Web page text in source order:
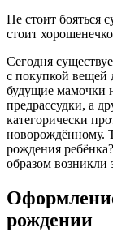
Не стоит бояться
стоит
Сегодня
с покупкой вещей
будущие мамочки
предрассудки, а
категорически
новорождённому.
рождения
образом возникли
рождении